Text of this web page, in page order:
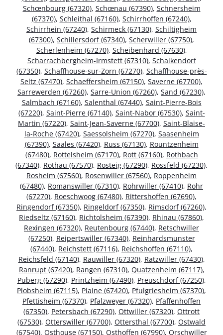
Schœnbourg (67320), Schœnau (67390), Schnersheim
(67370), Schleithal (67160), Schirrhoffen (67240),
Schirrhein (67240), Schirmeck (67130), Schiltigheim
(67300), Schillersdorf (67340), Scherwiller (67750),
Scherlenheim (67270), Scheibenhard (67630),
Scharrachbergheim-Irmstett (67310), Schalkendorf
(67350), Schaffhouse-sur-Zorn (67270), Schaffhouse-près-
Seltz (67470), Schaeffersheim (67150), Saverne (67700),
Sarrewerden (67260), Sarre-Union (67260), Sand (67230),
Salmbach (67160), Salenthal (67440), Saint-Pierre-Bois
(67220), Saint-Pierre (67140), Saint-Nabor (67530), Saint-
Martin (67220), Saint-Jean-Saverne (67700), Saint-Blaise-
la-Roche (67420), Saessolsheim (67270), Saasenheim
(67390), Saales (67420), Russ (67130), Rountzenheim
(67480), Rottelsheim (67170), Rott (67160), Rothbach
(67340), Rothau (67570), Rosteig (67290), Rossfeld (67230),
Rosheim (67560), Rosenwiller (67560), Roppenheim
(67480), Romanswiller (67310), Rohrwiller (67410), Rohr
(67270), Roeschwoog (67480), Rittershoffen (67690),
Ringendorf (67350), Ringeldorf (67350), Rimsdorf (67260),
Riedseltz (67160), Richtolsheim (67390), Rhinau (67860),
Rexingen (67320), Reutenbourg (67440), Retschwiller
(67250), Reipertswiller (67340), Reinhardsmunster
(67440), Reichstett (67116), Reichshoffen (67110),
Reichsfeld (67140), Rauwiller (67320), Ratzwiller (67430),
Ranrupt (67420), Rangen (67310), Quatzenheim (67117),
Puberg (67290), Printzheim (67490), Preuschdorf (67250),
Plobsheim (67115), Plaine (67420), Pfulgriesheim (67370),
Pfettisheim (67370), Pfalzweyer (67320), Pfaffenhoffen
(67350), Petersbach (67290), Ottwiller (67320), Ottrott
(67530), Otterswiller (67700), Ottersthal (67700), Ostwald
(67540), Osthouse (67150), Osthoffen (67990), Orschwiller